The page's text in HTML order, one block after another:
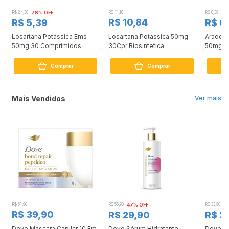
R$ 24,30 78% OFF
R$ 5,39
Losartana Potássica Ems
50mg 30 Comprimidos
Comprar
R$ 11,18
R$ 10,84
Losartana Potassica 50mg
30Cpr Biosintetica
Comprar
R$ 8,39
R$
50mg
Ver mais
Mais Vendidos
R$ 61,90
R$ 39,90
R$ 56,90 47% OFF
R$ 29,90
R$ 33,90
R$